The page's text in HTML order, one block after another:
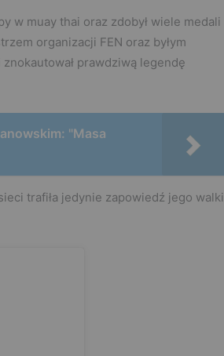
w muay thai oraz zdobył wiele medali
organizacji FEN oraz byłym
prawdziwą legendę
"Masa
trafiła jedynie zapowiedź jego walki